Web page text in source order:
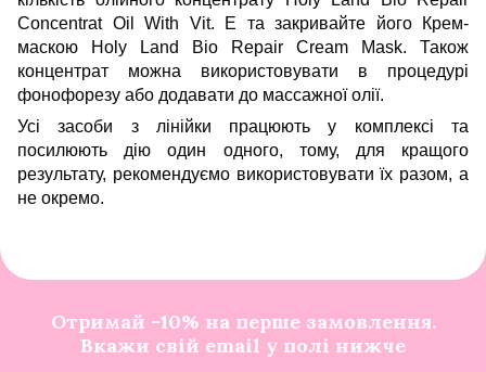
Concentrat Oil With Vit. E та закривайте його
Крем-
маскою Holy Land Bio Repair Cream Mask. Також
концентрат можна використовувати в процедурі
фонофорезу або додавати до массажної олії.
Усі засоби з лінійки працюють у комплексі та
посилюють дію один одного, тому, для кращого
результату, рекомендуємо використовувати їх разом, а
не окремо.
Отримай -10% на перше замовлення.
Вкажи свій email у полі нижче